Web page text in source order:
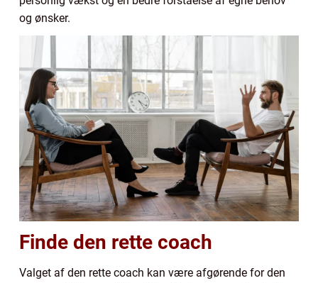
og ønsker.
Finde den rette coach
Valget af den rette coach kan være afgørende for den